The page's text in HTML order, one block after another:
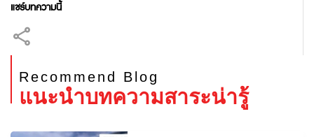
แชร์บทความนี้
Recommend Blog
แนะนำบทความสาระน่ารู้